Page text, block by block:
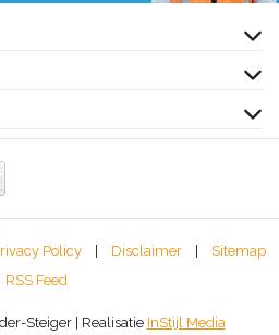
Policy | Disclaimer |
Sitemap
RSS Feed
Steiger | Realisatie InStijl Media